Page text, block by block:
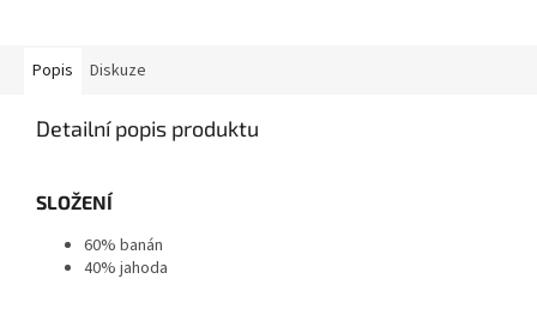
Popis Diskuze
Detailní popis produktu
SLOŽENÍ
60% banán
40% jahoda